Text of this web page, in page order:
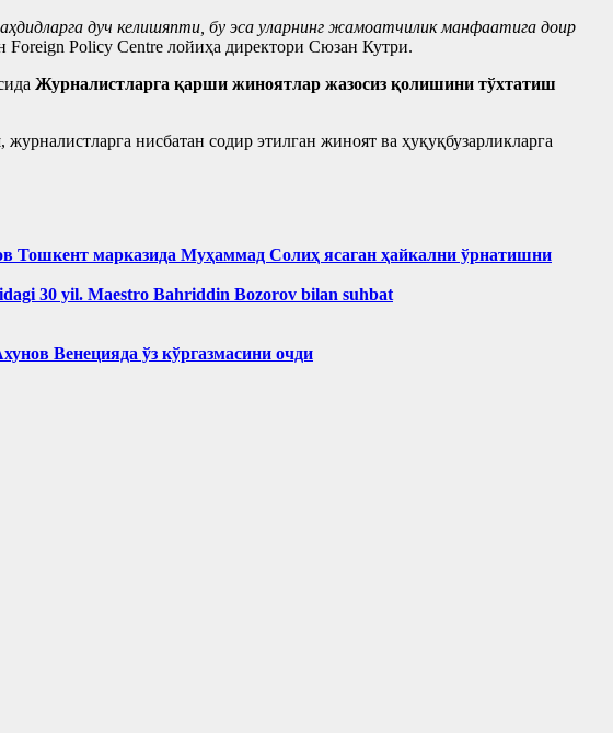
дуч келишяпти, бу эса уларнинг жамоатчилик манфаатига доир
Foreign Policy Centre лойиҳа директори Сюзан Кутри.
Журналистларга қарши жиноятлар жазосиз қолишини тўхтатиш
нисбатан содир этилган жиноят ва ҳуқуқбузарликларга
Тошкент марказида Муҳаммад Солиҳ яcаган ҳайкални ўрнатишни
30 yil. Maestro Bahriddin Bozorov bilan suhbat
Венецияда ўз кўргазмасини очди